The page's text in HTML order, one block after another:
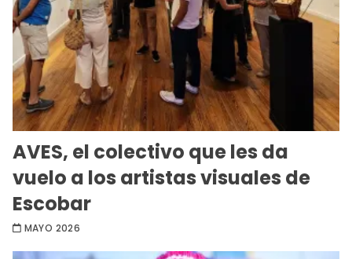
AVES, el colectivo que les da
vuelo a los artistas visuales de
Escobar
MAYO 2026